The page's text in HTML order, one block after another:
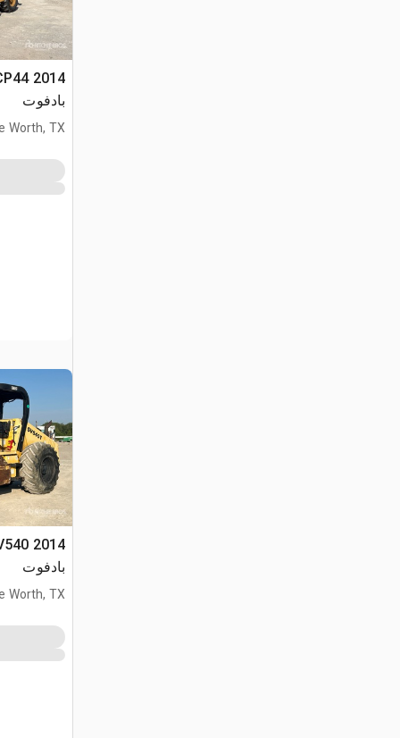
بادفوت
Worth, TX
بادفوت
Worth, TX